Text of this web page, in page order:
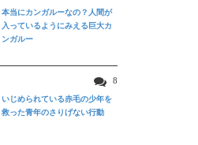
本当にカンガルーなの？人間が
入っているようにみえる巨大カ
ンガルー
8
いじめられている赤毛の少年を
救った青年のさりげない行動